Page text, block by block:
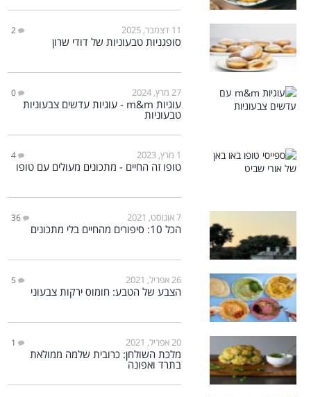
11 דצמבר, 2025 2
סופגניות טבעוניות של דודי שרון
27 מרץ, 2024 0
עוגיות m&m - עוגיות עדשים צבעוניות
טבעוניות
1 מרץ, 2023 4
טופו זה החיים - מתכונים מעולים עם טופו
7 אוגוסט, 2021 36
הכל 10: סיפורים מהחיים בלי מתכונים
26 אפריל, 2021 5
הצבע של הטבע: חומוס ירקות צבעוני
20 אפריל, 2021 1
מלכת השולחן: כרובית שלמה ממולאת
בתרד ואפונה